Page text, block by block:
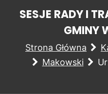
SESJE RADY I
GMINY
Strona Główna
Makowski